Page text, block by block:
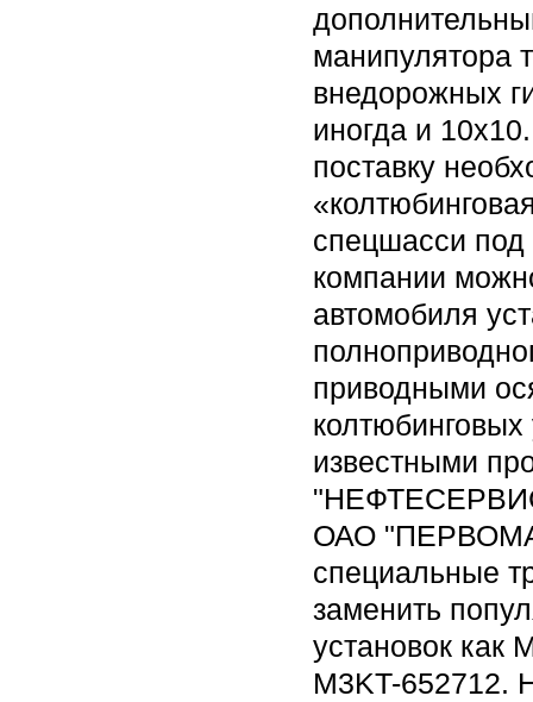
манипулятора
внедорожных
иногда и
поставку
спецшасси
компании
автомобиля
приводными
известными
ОАО
специальные
заменить
установок как
M3KT-652712.